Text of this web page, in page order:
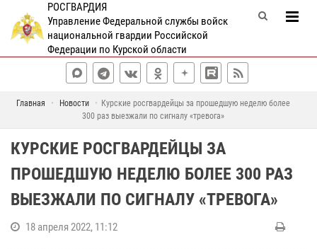
РОСГВАРДИЯ
Управление Федеральной службы войск
национальной гвардии Российской
Федерации по Курской области
Главная Новости
Курские росгвардейцы за прошедшую неделю более
300 раз выезжали по сигналу «тревога»
КУРСКИЕ РОСГВАРДЕЙЦЫ ЗА
ПРОШЕДШУЮ НЕДЕЛЮ БОЛЕЕ 300 РАЗ
ВЫЕЗЖАЛИ ПО СИГНАЛУ «ТРЕВОГА»
18 апреля 2022, 11:12